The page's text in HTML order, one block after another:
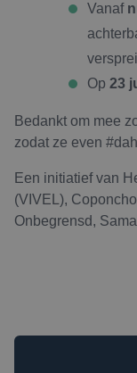
Vanaf
Op 23
Bedankt om mee
zodat ze even
Een initiatief van
(VIVEL),
Onbegrensd,